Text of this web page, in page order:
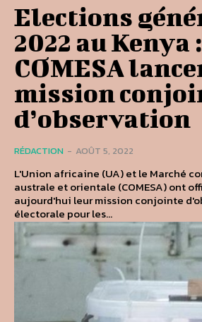
Elections
2022 au Kenya
COMESA
mission
d’observation
RÉDACTION - AOÛT 5, 2022
L'Union africaine (UA) et le Marché
australe et orientale (COMESA) ont
aujourd'hui leur mission conjointe
électorale pour les...